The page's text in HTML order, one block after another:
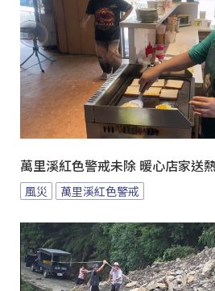
萬里溪紅色警戒未除 暖心店家送
風災 萬里溪紅色警戒